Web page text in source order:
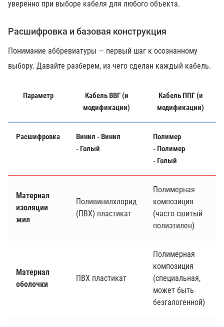
уверенно при выборе кабеля для любого объекта.
Расшифровка и базовая конструкция
Понимание аббревиатуры — первый шаг к осознанному
выбору. Давайте разберем, из чего сделан каждый кабель.
Параметр
Кабель ВВГ (и
модификации)
Кабель ППГ (и
модификации)
Расшифровка Винил -Винил
-Голый
Полимер
-Полимер
-Голый
Материал
изоляции
жил
Поливинилхлорид
(ПВХ) пластикат
Полимерная
композиция
(часто сшитый
полиэтилен)
Материал
оболочки
ПВХ пластикат
Полимерная
композиция
(специальная,
может быть
безгалогенной)